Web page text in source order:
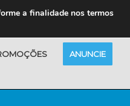
ANUNCIE
a finalidade nos termos